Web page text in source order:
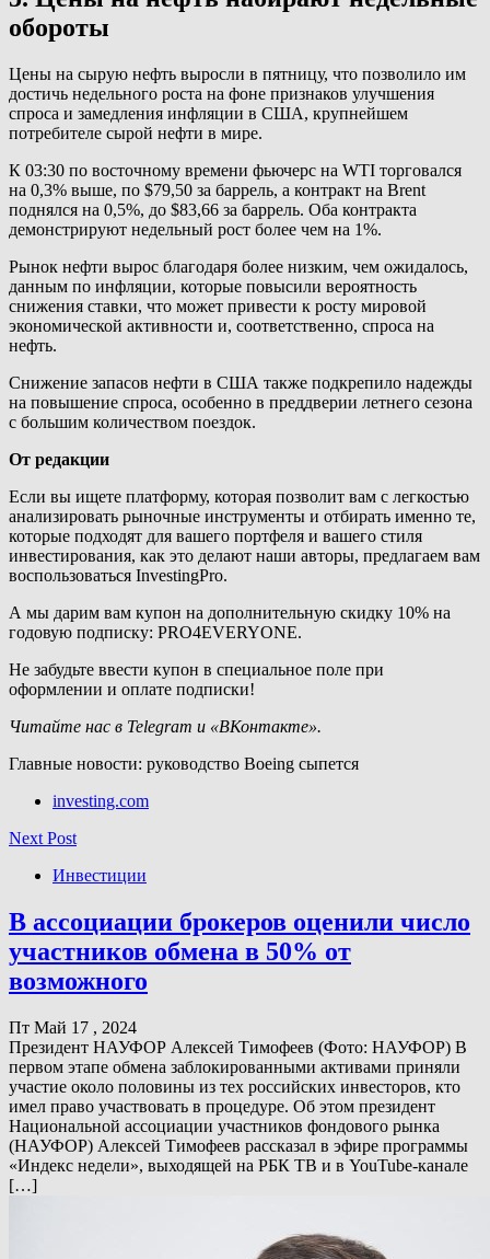
обороты
Цены на сырую нефть выросли в пятницу, что позволило им
достичь недельного роста на фоне признаков улучшения
спроса и замедления инфляции в США, крупнейшем
потребителе сырой нефти в мире.
К 03:30 по восточному времени фьючерс на WTI торговался
на 0,3% выше, по $79,50 за баррель, а контракт на Brent
поднялся на 0,5%, до $83,66 за баррель. Оба контракта
демонстрируют недельный рост более чем на 1%.
Рынок нефти вырос благодаря более низким, чем ожидалось,
данным по инфляции, которые повысили вероятность
снижения ставки, что может привести к росту мировой
экономической активности и, соответственно, спроса на
нефть.
Снижение запасов нефти в США также подкрепило надежды
на повышение спроса, особенно в преддверии летнего сезона
с большим количеством поездок.
От редакции
Если вы ищете платформу, которая позволит вам с легкостью
анализировать рыночные инструменты и отбирать именно те,
которые подходят для вашего портфеля и вашего стиля
инвестирования, как это делают наши авторы, предлагаем вам
воспользоваться InvestingPro.
А мы дарим вам купон на дополнительную скидку 10% на
годовую подписку: PRO4EVERYONE.
Не забудьте ввести купон в специальное поле при
оформлении и оплате подписки!
Читайте нас в Telegram и «ВКонтакте».
Главные новости: руководство Boeing сыпется
investing.com
Next Post
Инвестиции
В ассоциации брокеров оценили число
участников обмена в 50% от
возможного
Пт Май 17 , 2024
Президент НАУФОР Алексей Тимофеев (Фото: НАУФОР) В
первом этапе обмена заблокированными активами приняли
участие около половины из тех российских инвесторов, кто
имел право участвовать в процедуре. Об этом президент
Национальной ассоциации участников фондового рынка
(НАУФОР) Алексей Тимофеев рассказал в эфире программы
«Индекс недели», выходящей на РБК ТВ и в YouTube-канале
[…]